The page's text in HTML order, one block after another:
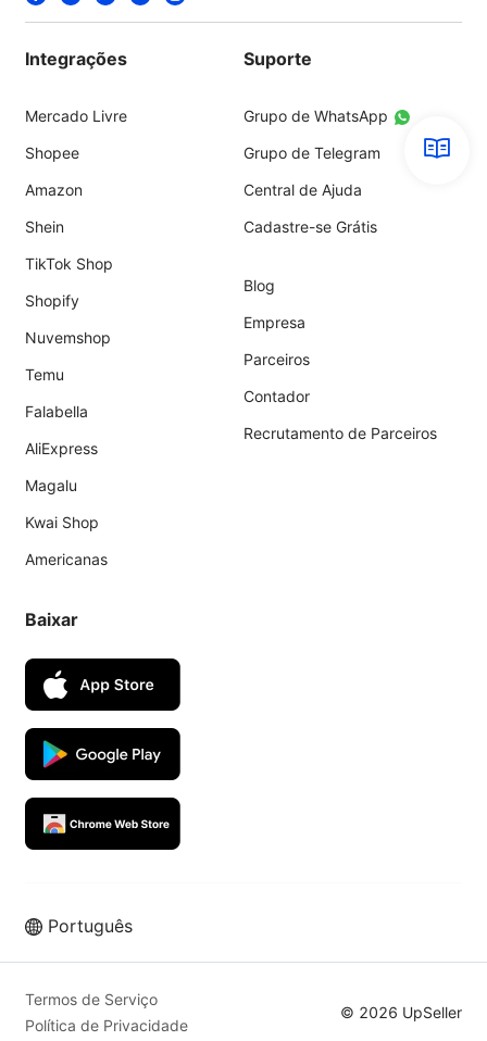
Integrações
Mercado Livre
Shopee
Amazon
Shein
TikTok Shop
Shopify
Nuvemshop
Temu
Falabella
AliExpress
Magalu
Kwai Shop
Americanas
Suporte
Grupo de WhatsApp
Grupo de Telegram
Central de Ajuda
Cadastre-se Grátis
Blog
Empresa
Parceiros
Contador
Recrutamento de Parceiros
Baixar
Português
Termos de Serviço
Política de Privacidade
© 2026 UpSeller